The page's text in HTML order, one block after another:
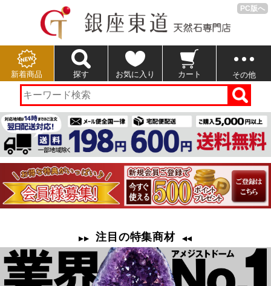
PC版へ
新着商品 探す お気に入り カート その他